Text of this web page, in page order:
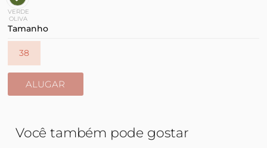
VERDE
OLIVA
Tamanho
38
ALUGAR
Você também pode gostar